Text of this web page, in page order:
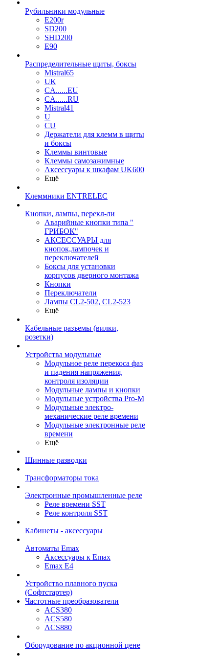
Рубильники модульные
E200r
SD200
SHD200
E90
Распределительные щиты, боксы
Mistral65
UK
CA......EU
CA......RU
Mistral41
U
CU
Держатели для клемм в щиты
и боксы
Клеммы винтовые
Клеммы самозажимные
Аксессуары к шкафам UK600
Ещё
Клеммники ENTRELEC
Кнопки, лампы, перекл-ли
Аварийные кнопки типа "
ГРИБОК"
АКСЕССУАРЫ для
кнопок,лампочек и
переключателей
Боксы для установки
корпусов дверного монтажа
Кнопки
Переключатели
Лампы CL2-502, CL2-523
Ещё
Кабельные разъемы (вилки,
розетки)
Устройства модульные
Модульное реле перекоса фаз
и падения напряжения,
контроля изоляции
Модульные лампы и кнопки
Модульные устройства Pro-M
Модульные электро-
механические реле времени
Модульные электронные реле
времени
Ещё
Шинные разводки
Трансформаторы тока
Электронные промышленные реле
Реле времени SST
Реле контроля SST
Кабинеты - аксессуары
Автоматы Emax
Аксессуары к Emax
Emax E4
Устройство плавного пуска
(Софтстартер)
Частотные преобразователи
ACS380
ACS580
ACS880
Оборудование по акционной цене